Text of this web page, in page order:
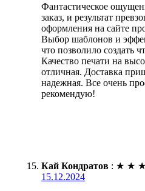
Фантастическое
заказ, и результат
оформления на сайте
Выбор шаблонов и
что позволило создать
Качество печати на
отличная. Доставка
надежная. Все очень
рекомендую!
Кай Кондратов : ★ ★ ★
15.12.2024